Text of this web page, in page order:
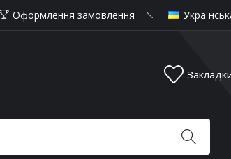
Оформлення замовлення